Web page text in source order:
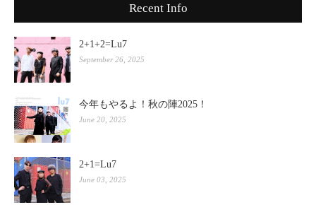
Recent Info
2+1+2=Lu7
September 26, 2025
今年もやるよ！秋の陣2025！
June 20, 2025
2+1=Lu7
June 03, 2025